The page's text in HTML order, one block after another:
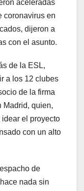
aceleradas
coronavirus en
dijeron a
con el asunto.
de la ESL,
a los 12 clubes
de la firma
Madrid, quien,
el proyecto
con un alto
de
nada sin